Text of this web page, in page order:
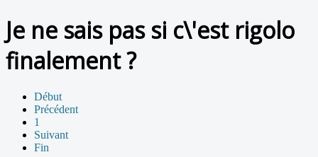
Je ne sais pas si c\'est rigolo
finalement ?
Début
Précédent
1
Suivant
Fin